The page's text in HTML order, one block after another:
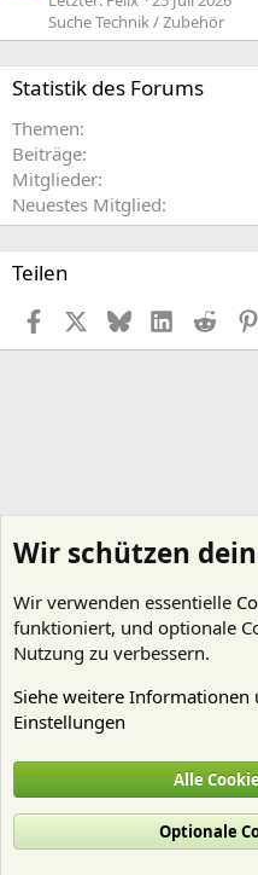
Suche Technik / Zubehör
Statistik des Forums
Themen
Beiträge
Mitglieder
Neuestes Mitglied
Teilen
FacebookX (Twitter)
BlueskyLinkedInReddit
Cookies
Deutsch (Du)
Nutzungsbedingungen
R
Wir schützen
Wir verwenden essentielle
funktioniert, und optionale
Nutzung zu verbessern.
Siehe weitere
Einstellungen
Alle
Optionale